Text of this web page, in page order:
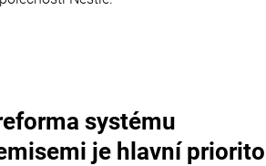
systému
je hlavní